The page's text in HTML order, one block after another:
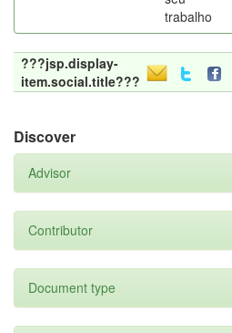
trabalho
???jsp.display-
item.social.title???
Discover
Advisor
Contributor
Document type